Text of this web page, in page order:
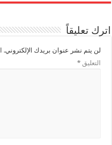
اترك تعليقاً
لن يتم نشر عنوان بريدك الإلكتروني.
التعليق*